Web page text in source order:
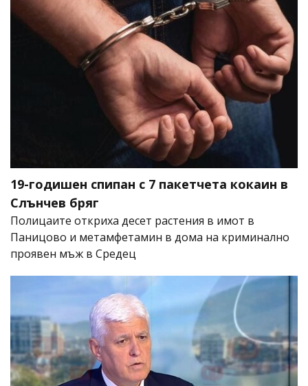
19-годишен спипан с 7 пакетчета кокаин в
Слънчев бряг
Полицаите откриха десет растения в имот в
Паницово и метамфетамин в дома на криминално
проявен мъж в Средец